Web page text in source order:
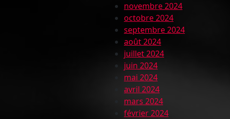
novembre 2024
octobre 2024
septembre 2024
août 2024
juillet 2024
juin 2024
mai 2024
avril 2024
mars 2024
février 2024